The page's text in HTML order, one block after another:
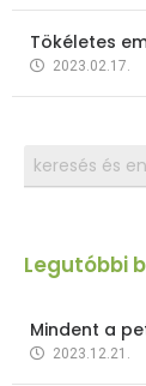
Tökéletes
2023.02.17.
Legutóbbi
Mindent a
2023.12.21.